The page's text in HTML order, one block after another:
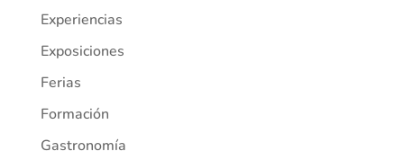
Experiencias
Exposiciones
Ferias
Formación
Gastronomía